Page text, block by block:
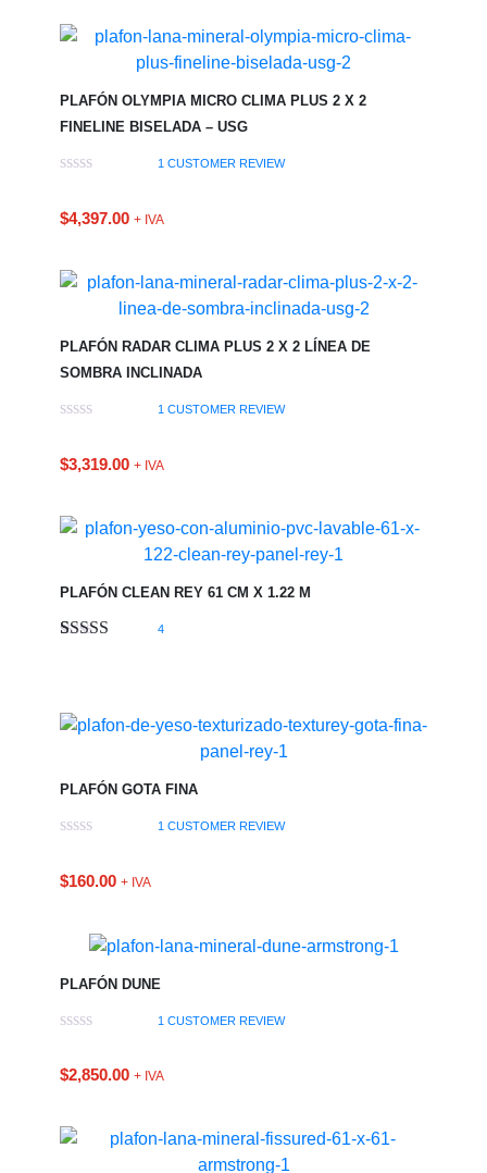
PLAFÓN OLYMPIA MICRO CLIMA PLUS 2 X 2
FINELINE BISELADA – USG
1 CUSTOMER REVIEW
$4,397.00 + IVA
PLAFÓN RADAR CLIMA PLUS 2 X 2 LÍNEA DE
SOMBRA INCLINADA
1 CUSTOMER REVIEW
$3,319.00 + IVA
PLAFÓN CLEAN REY 61 CM X 1.22 M
de cliente
4
PLAFÓN GOTA FINA
1 CUSTOMER REVIEW
$160.00 + IVA
PLAFÓN DUNE
1 CUSTOMER REVIEW
$2,850.00 + IVA